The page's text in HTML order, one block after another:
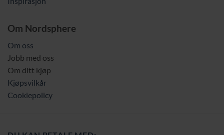
Om Nordsphere
Om oss
Jobb med oss
Om ditt kjøp
Kjøpsvilkår
Cookiepolicy